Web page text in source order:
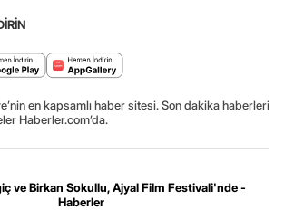
en kapsamlı haber sitesi. Son dakika haberleri
Haberler.com’da.
ve Birkan Sokullu, Ajyal Film Festivali'nde -
Haberler